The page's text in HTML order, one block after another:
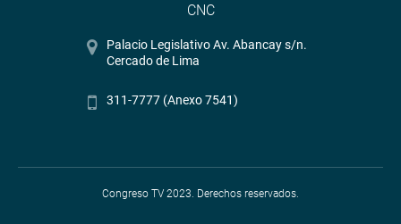
CNC
Palacio Legislativo Av. Abancay s/n.
Cercado de Lima
311-7777 (Anexo 7541)
Congreso TV 2023. Derechos reservados.